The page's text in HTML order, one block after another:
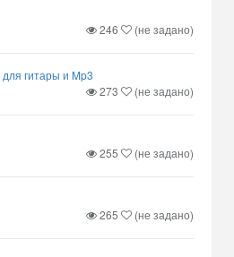
246 (не задано)
гитары и Mp3
273 (не задано)
255 (не задано)
265 (не задано)